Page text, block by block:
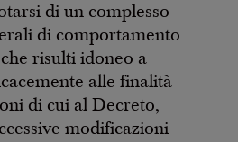
di un complesso
di comportamento
risulti idoneo a
alle finalità
di cui al Decreto,
modificazioni